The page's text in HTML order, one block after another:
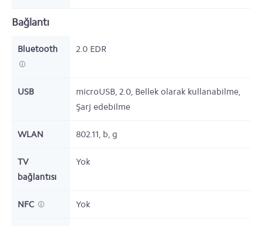
Bağlantı
Bluetooth 2.0 EDR
USB
microUSB, 2.0, Bellek olarak kullanabilme,
Şarj edebilme
WLAN 802.11, b, g
TV
bağlantısı
Yok
NFC Yok